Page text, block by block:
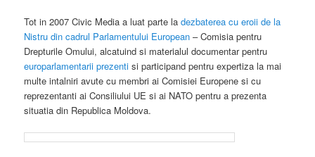
Tot in 2007 Civic Media a luat parte ladezbaterea cu eroii de la
Nistru din cadrul Parlamentului European– Comisia pentru
Drepturile Omului, alcatuind si materialul documentar pentru
europarlamentarii prezentisi participand pentru expertiza la mai
multe intalniri avute cu membri ai Comisiei Europene si cu
reprezentanti ai Consiliului UE si ai NATO pentru a prezenta
situatia din Republica Moldova.